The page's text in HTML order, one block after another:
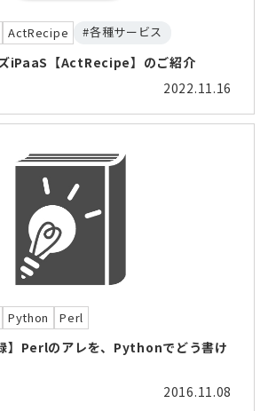
ActRecipe #各種サービス
iPaaS【ActRecipe】のご紹介
2022.11.16
Python Perl
】Perlのアレを、Pythonでどう書け
2016.11.08